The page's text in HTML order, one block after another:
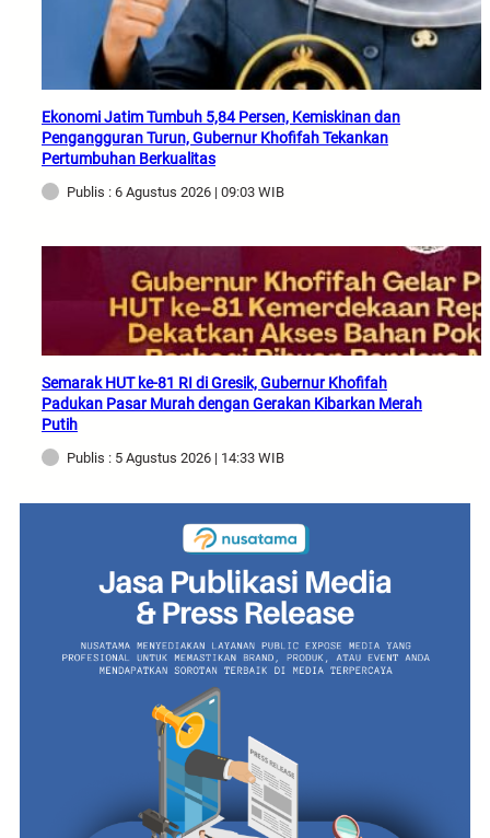
Ekonomi Jatim Tumbuh 5,84 Persen, Kemiskinan dan
Pengangguran Turun, Gubernur Khofifah Tekankan
Pertumbuhan Berkualitas
Publis : 6 Agustus 2026 | 09:03 WIB
Semarak HUT ke-81 RI di Gresik, Gubernur Khofifah
Padukan Pasar Murah dengan Gerakan Kibarkan Merah
Putih
Publis : 5 Agustus 2026 | 14:33 WIB